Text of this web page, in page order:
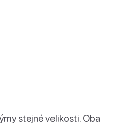
stejné velikosti. Oba